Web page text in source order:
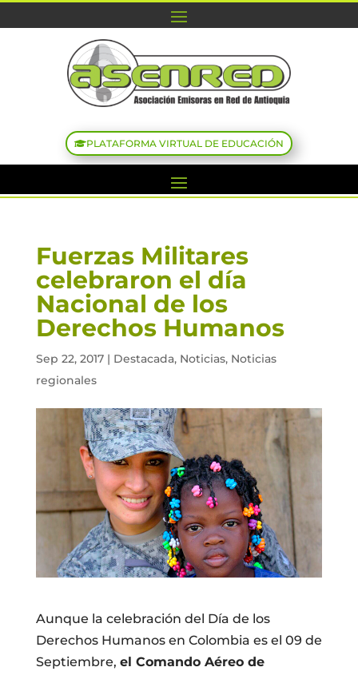
PLATAFORMA VIRTUAL DE EDUCACIÓN
Fuerzas Militares
celebraron el día
Nacional de los
Derechos Humanos
Sep 22, 2017| Destacada, Noticias, Noticias
regionales
Aunque la celebración del Día de los
Derechos Humanos en Colombia es el 09 de
Septiembre, el Comando Aéreo de